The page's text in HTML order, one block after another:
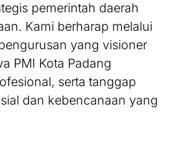
pemerintah daerah
Kami berharap melalui
yang visioner
PMI Kota Padang
serta tanggap
dan kebencanaan yang